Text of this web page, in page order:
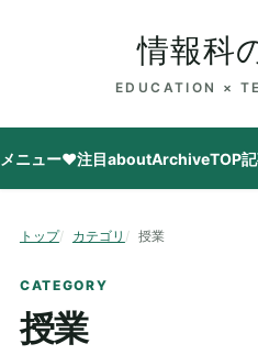
情報科
EDUCATION ×
メニュー♥注目aboutArchiveTOP
トップ カテゴリ 授業
CATEGORY
授業